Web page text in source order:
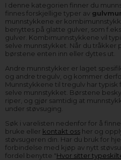
I denne kategorien finner du
finnes forskjellige typer av
munnstykkene er
benyttes på glatte gulver, som
gulver. Kombimunnstykkene vil
selve munnstykket. Når du tråkker
børstene enten inn eller dyttes ut.
Andre munnstykker er laget
og andre tregulv, og kommer
Munnstykkene til tregulv har
selve munnstykket. Børstene
riper, og gjør samtidig at
under støvsuging.
Søk i varelisten nedenfor for å
bruke eller kontakt oss her og
støvsugeren din. Har du bruk for
forbindelse med kjøp av nytt
fordel benytte "Hvor sitter